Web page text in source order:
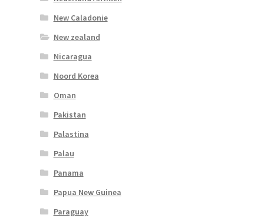
New Caladonie
New zealand
Nicaragua
Noord Korea
Oman
Pakistan
Palastina
Palau
Panama
Papua New Guinea
Paraguay